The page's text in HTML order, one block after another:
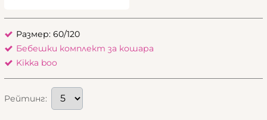
Размер: 60/120
Бебешки комплект за кошара
Kikka boo
Рейтинг: